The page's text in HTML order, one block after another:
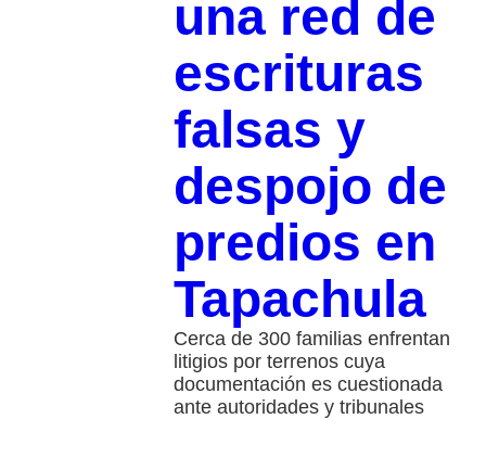
una red de
escrituras
falsas y
despojo de
predios en
Tapachula
Cerca de 300 familias enfrentan
litigios por terrenos cuya
documentación es cuestionada
ante autoridades y tribunales